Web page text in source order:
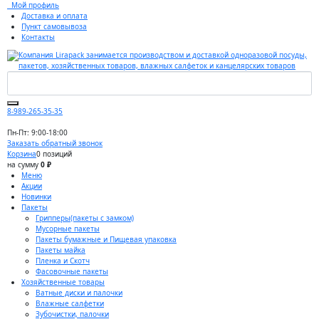
Мой профиль
Доставка и оплата
Пункт самовывоза
Контакты
8-989-265-35-35
Пн-Пт: 9:00-18:00
Заказать обратный звонок
Корзина0 позиций
на сумму 0 ₽
Меню
Акции
Новинки
Пакеты
Грипперы(пакеты с замком)
Мусорные пакеты
Пакеты бумажные и Пищевая упаковка
Пакеты майка
Пленка и Скотч
Фасовочные пакеты
Хозяйственные товары
Ватные диски и палочки
Влажные салфетки
Зубочистки, палочки